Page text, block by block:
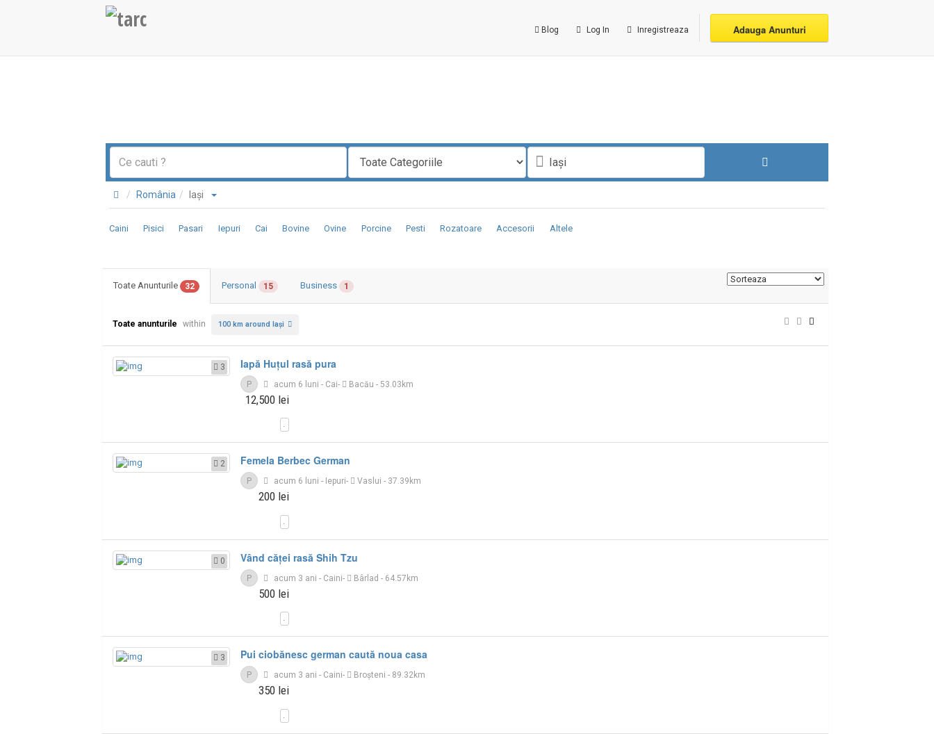
Blog Log In Inregistreaza Adauga Anunturi
România Iaşi
Caini Pisici Pasari Iepuri Cai Bovine Ovine Porcine Pesti Rozatoare Accesorii Altele
Toate Anunturile 32 Personal 15 Business 1
Toate anunturile within 100 km around Iaşi
3 Iapă Huțul rasă pura
P acum 6 luni - Cai- Bacău - 53.03km
12,500 lei
2 Femela Berbec German
P acum 6 luni - Iepuri- Vaslui - 37.39km
200 lei
0 Vând căței rasă Shih Tzu
P acum 3 ani - Caini- Bârlad - 64.57km
500 lei
3 Pui ciobănesc german caută noua casa
P acum 3 ani - Caini- Broşteni - 89.32km
350 lei